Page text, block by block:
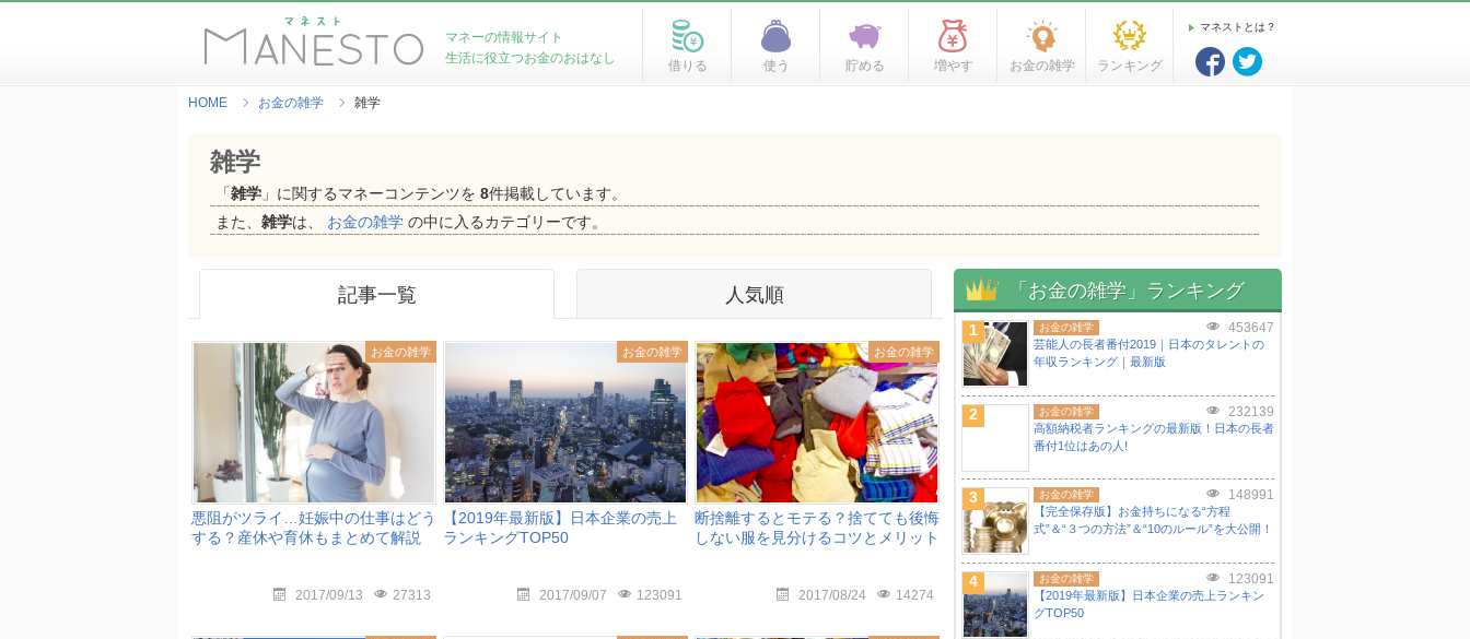
マネーの情報サイト
生活に役立つお金のおはなし
借りる 使う 貯める 増やす お金の雑学 ランキング
マネストとは？
HOME お金の雑学 雑学
雑学
「雑学 」に関するマネーコンテンツを 8件掲載しています。
また、 雑学は、 お金の雑学 の中に入るカテゴリーです。
記事一覧 人気順
お金の雑学
悪阻がツライ…妊娠中の仕事はどう
する？産休や育休もまとめて解説
2017/09/13 27313
お金の雑学
【2019年最新版】日本企業の売上
ランキングTOP50
2017/09/07 123091
お金の雑学
断捨離するとモテる？捨てても後悔
しない服を見分けるコツとメリット
2017/08/24 14274
「お金の雑学」ランキング
1 お金の雑学 453647
芸能人の長者番付2019｜日本のタレントの
年収ランキング｜最新版
2 お金の雑学 232139
高額納税者ランキングの最新版！日本の長者
番付1位はあの人!
3 お金の雑学 148991
【完全保存版】お金持ちになる“方程
式”＆“３つの方法”＆“10のルール”を大公開！
4 お金の雑学 123091
【2019年最新版】日本企業の売上ランキン
グTOP50